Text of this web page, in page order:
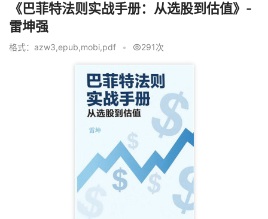
《巴菲特法则实战手册：从选股到估值》-
雷坤强
格式：azw3,epub,mobi,pdf • 291次